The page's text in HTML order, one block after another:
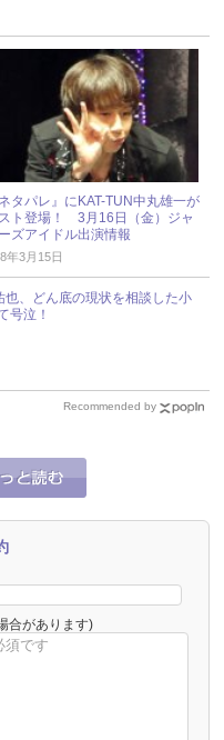
ネタパレ』にKAT-TUN中丸雄一が
ト登場！ 3月16日（金）ジャ
ズアイドル出演情報
年3月15日
也、どん底の現状を相談した小
号泣！
Recommended by
合があります)